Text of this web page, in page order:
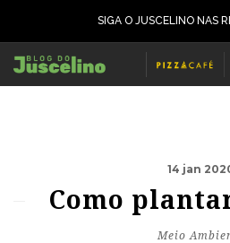
SIGA O JUSCELINO NAS
14 jan
Como
Meio